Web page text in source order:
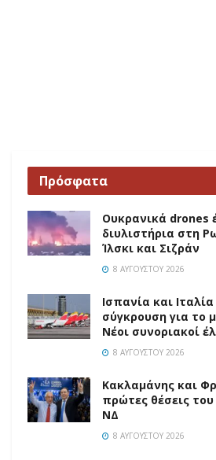
Πρόσφατα
Ουκρανικά drones
διυλιστήρια στη
Ίλσκι και Σιζράν
8 ΑΥΓΟΎΣΤΟΥ 2026
Ισπανία και
σύγκρουση για το
Νέοι συνοριακοί
8 ΑΥΓΟΎΣΤΟΥ 2026
Κακλαμάνης και
πρώτες θέσεις
ΝΔ
8 ΑΥΓΟΎΣΤΟΥ 2026